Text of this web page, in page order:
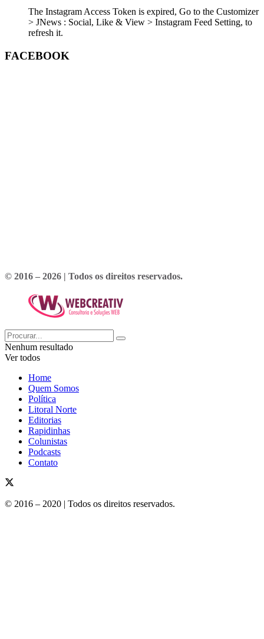
The Instagram Access Token is expired, Go to the Customizer
> JNews : Social, Like & View > Instagram Feed Setting, to
refresh it.
FACEBOOK
© 2016 – 2026 | Todos os direitos reservados.
Nenhum resultado
Ver todos
Home
Quem Somos
Política
Litoral Norte
Editorias
Rapidinhas
Colunistas
Podcasts
Contato
© 2016 – 2020 | Todos os direitos reservados.